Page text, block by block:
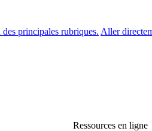
principales rubriques. Aller
Ressources en ligne